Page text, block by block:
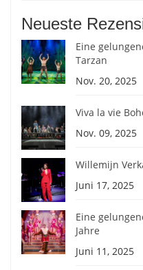
Neueste
Eine
Tarzan
Nov. 20, 2025
Viva la vie
Nov. 09, 2025
Willemijn
Juni 17, 2025
Eine
Jahre
Juni 11, 2025